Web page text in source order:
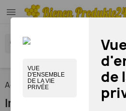
VUE
D'ENSEMBLE
DE LA VIE
PRIVÉE
de

search
Accueil Impressum
Impressum